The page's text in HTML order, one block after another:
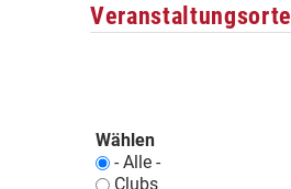
Veranstaltungsorte
Wählen
- Alle -
Clubs